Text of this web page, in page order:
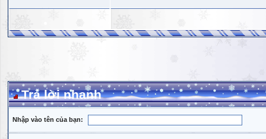
Trả lời nhanh
Nhập vào tên của bạn: